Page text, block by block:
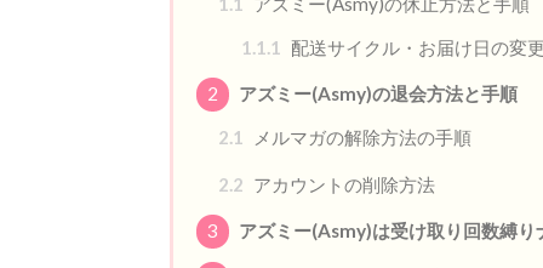
1.1.1
配送サイクル・お届け日の変
2
アズミー(Asmy)の退会方法と手順
2.1
メルマガの解除方法の手順
2.2 アカウントの削除方法
3 アズミー(Asmy)は受け取り回数縛り